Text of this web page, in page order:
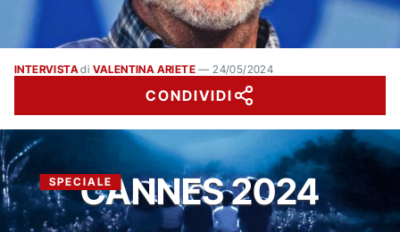
INTERVISTAdi VALENTINA ARIETE —24/05/2024
CONDIVIDI
SPECIALECANNES 2024